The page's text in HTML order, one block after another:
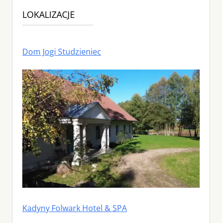
LOKALIZACJE
Dom Jogi Studzieniec
Kadyny Folwark Hotel & SPA